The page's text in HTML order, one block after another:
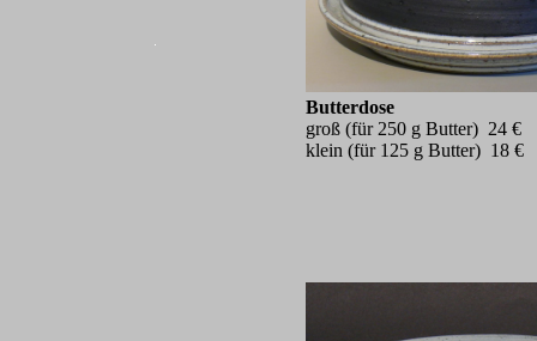
Butterdose
groß (für 250 g Butter) 24 €
klein (für 125 g Butter) 18 €